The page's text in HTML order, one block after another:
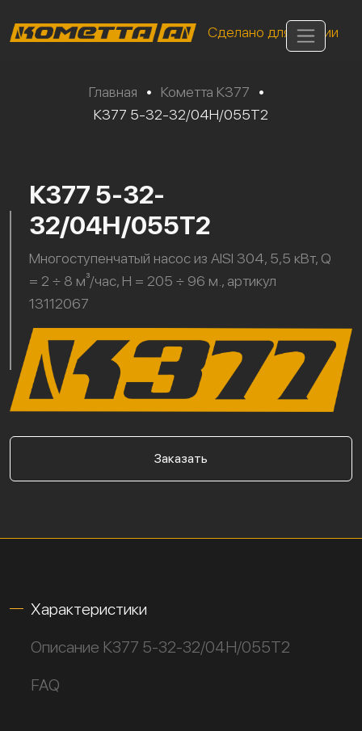
Сделано для России
Главная • Кометта К377
•
К377 5-32-32/04Н/055Т2
К377 5-32-
32/04Н/055Т2
Многоступенчатый насос из AISI 304, 5,5 кВт, Q
= 2 ÷ 8 м³/час, H = 205 ÷ 96 м., артикул
13112067
Заказать
Характеристики
Описание К377 5-32-32/04Н/055Т2
FAQ